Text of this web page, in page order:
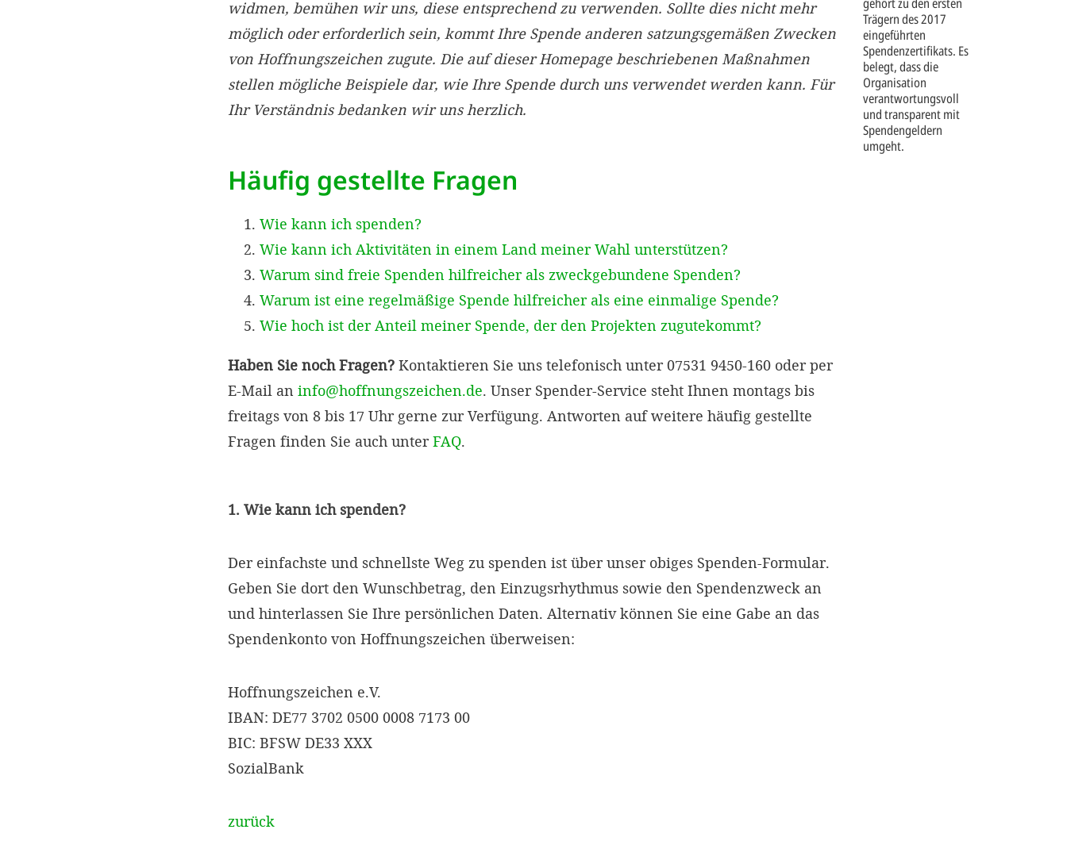
Trägern des 2017
eingeführten
Spendenzertifikats. Es
belegt, dass die
Organisation
verantwortungsvoll
und transparent mit
Spendengeldern
umgeht.
widmen, bemühen wir uns, diese entsprechend zu verwenden. Sollte dies nicht mehr
möglich oder erforderlich sein, kommt Ihre Spende anderen satzungsgemäßen Zwecken
von Hoffnungszeichen zugute. Die auf dieser Homepage beschriebenen Maßnahmen
stellen mögliche Beispiele dar, wie Ihre Spende durch uns verwendet werden kann. Für
Ihr Verständnis bedanken wir uns herzlich.
Häufig gestellte Fragen
Wie kann ich spenden?
Wie kann ich Aktivitäten in einem Land meiner Wahl unterstützen?
Warum sind freie Spenden hilfreicher als zweckgebundene Spenden?
Warum ist eine regelmäßige Spende hilfreicher als eine einmalige Spende?
Wie hoch ist der Anteil meiner Spende, der den Projekten zugutekommt?
Haben Sie noch Fragen? Kontaktieren Sie uns telefonisch unter 07531 9450-160 oder per
E-Mail an info@hoffnungszeichen.de. Unser Spender-Service steht Ihnen montags bis
freitags von 8 bis 17 Uhr gerne zur Verfügung. Antworten auf weitere häufig gestellte
Fragen finden Sie auch unter FAQ.
1. Wie kann ich spenden?
Der einfachste und schnellste Weg zu spenden ist über unser obiges Spenden-Formular.
Geben Sie dort den Wunschbetrag, den Einzugsrhythmus sowie den Spendenzweck an
und hinterlassen Sie Ihre persönlichen Daten. Alternativ können Sie eine Gabe an das
Spendenkonto von Hoffnungszeichen überweisen:
Hoffnungszeichen e.V.
IBAN: DE77 3702 0500 0008 7173 00
BIC: BFSW DE33 XXX
SozialBank
zurück